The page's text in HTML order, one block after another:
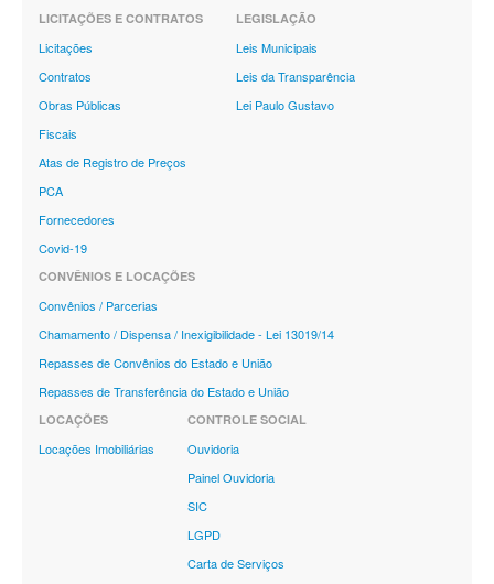
LICITAÇÕES E CONTRATOS
Licitações
Contratos
Obras Públicas
Fiscais
Atas de Registro de Preços
PCA
Fornecedores
Covid-19
LEGISLAÇÃO
Leis Municipais
Leis da Transparência
Lei Paulo Gustavo
CONVÊNIOS E LOCAÇÕES
Convênios / Parcerias
Chamamento / Dispensa / Inexigibilidade - Lei 13019/14
Repasses de Convênios do Estado e União
Repasses de Transferência do Estado e União
LOCAÇÕES
Locações Imobiliárias
CONTROLE SOCIAL
Ouvidoria
Painel Ouvidoria
SIC
LGPD
Carta de Serviços